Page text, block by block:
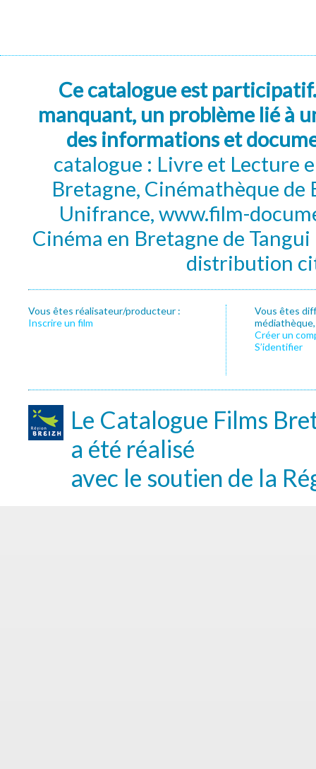
Ce catalogue est
manquant, un problème lié à
des informations et
catalogue : Livre et Lecture
Bretagne, Cinémathèque de
Unifrance, www.film-
Cinéma en Bretagne de
distribution
Vous êtes réalisateur/producteur :
Inscrire un film
Vous êtes
Créer un
S’identifier
Le Catalogue Films
a été réalisé
avec le soutien de la